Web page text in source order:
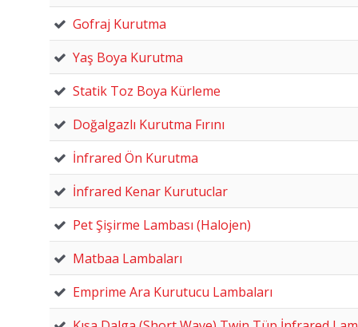
Gofraj Kurutma
Yaş Boya Kurutma
Statik Toz Boya Kürleme
Doğalgazlı Kurutma Fırını
İnfrared Ön Kurutma
İnfrared Kenar Kurutuclar
Pet Şişirme Lambası (Halojen)
Matbaa Lambaları
Emprime Ara Kurutucu Lambaları